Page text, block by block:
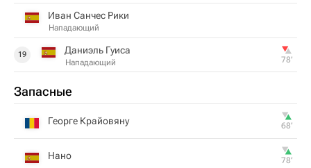
Иван Санчес Рики
Нападающий
19 Даниэль Гуиса
Нападающий 78‎’‎
Запасные
Георге Крайовяну 68‎’‎
Haнo 78‎’‎